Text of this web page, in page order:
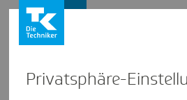
Privat­sphäre-